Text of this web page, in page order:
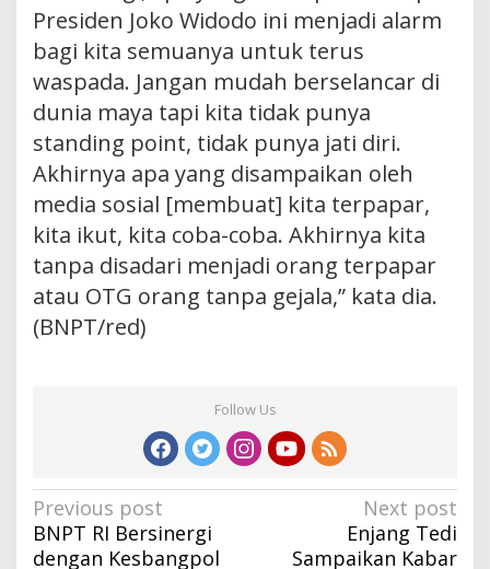
Presiden Joko Widodo ini menjadi alarm
bagi kita semuanya untuk terus
waspada. Jangan mudah berselancar di
dunia maya tapi kita tidak punya
standing point, tidak punya jati diri.
Akhirnya apa yang disampaikan oleh
media sosial [membuat] kita terpapar,
kita ikut, kita coba-coba. Akhirnya kita
tanpa disadari menjadi orang terpapar
atau OTG orang tanpa gejala,” kata dia.
(BNPT/red)
Follow Us
Post
navigation
Previous post
BNPT RI Bersinergi
dengan Kesbangpol
Next post
Enjang Tedi
Sampaikan Kabar